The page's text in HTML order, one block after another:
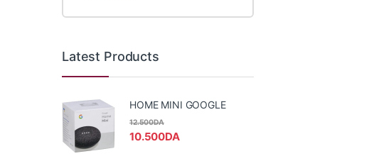
Latest Products
HOME MINI GOOGLE
10.500DA
12.500DA